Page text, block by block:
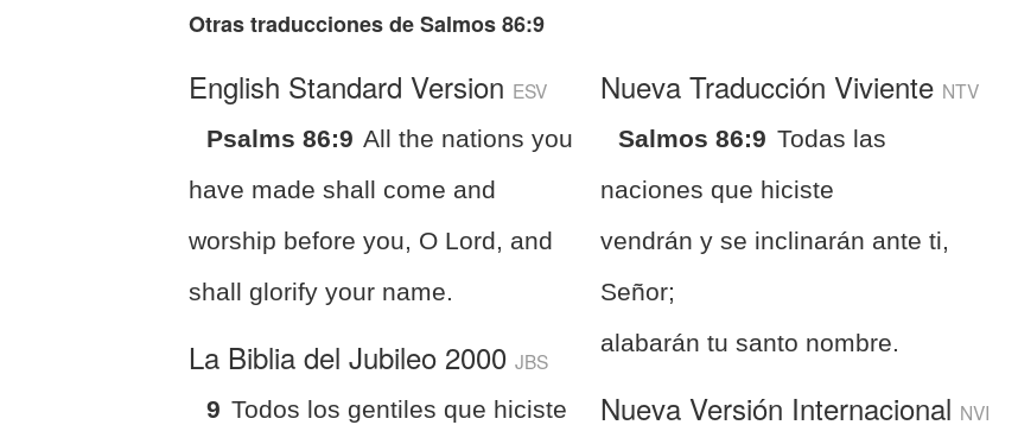
Otras traducciones deSalmos 86:9
English Standard Version ESV
Psalms 86:9 All the nations you
have made shall come and
worship before you, O Lord, and
shall glorify your name.
La Biblia del Jubileo 2000JBS
9 Todos los gentiles que hiciste
Nueva Traducción Viviente NTV
Salmos 86:9 Todas las
naciones que hiciste
vendrán y se inclinarán ante ti,
Señor;
alabarán tu santo nombre.
Nueva Versión Internacional NVI